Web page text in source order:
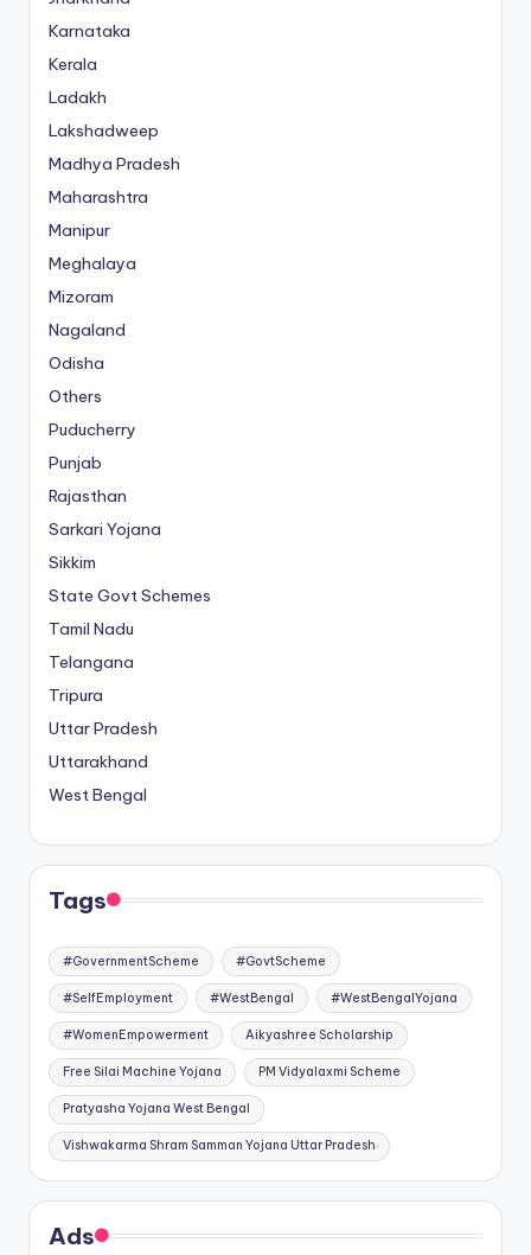
Karnataka
Kerala
Ladakh
Lakshadweep
Madhya Pradesh
Maharashtra
Manipur
Meghalaya
Mizoram
Nagaland
Odisha
Others
Puducherry
Punjab
Rajasthan
Sarkari Yojana
Sikkim
State Govt Schemes
Tamil Nadu
Telangana
Tripura
Uttar Pradesh
Uttarakhand
West Bengal
Tags
#GovernmentScheme #GovtScheme
#SelfEmployment #WestBengal #WestBengalYojana
#WomenEmpowerment Aikyashree Scholarship
Free Silai Machine Yojana PM Vidyalaxmi Scheme
Pratyasha Yojana West Bengal
Vishwakarma Shram Samman Yojana Uttar Pradesh
Ads